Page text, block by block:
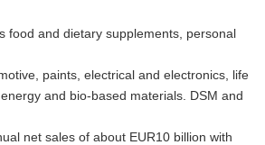
food and dietary supplements, personal
paints, electrical and electronics, life
and bio-based materials. DSM and
net sales of about EUR10 billion with